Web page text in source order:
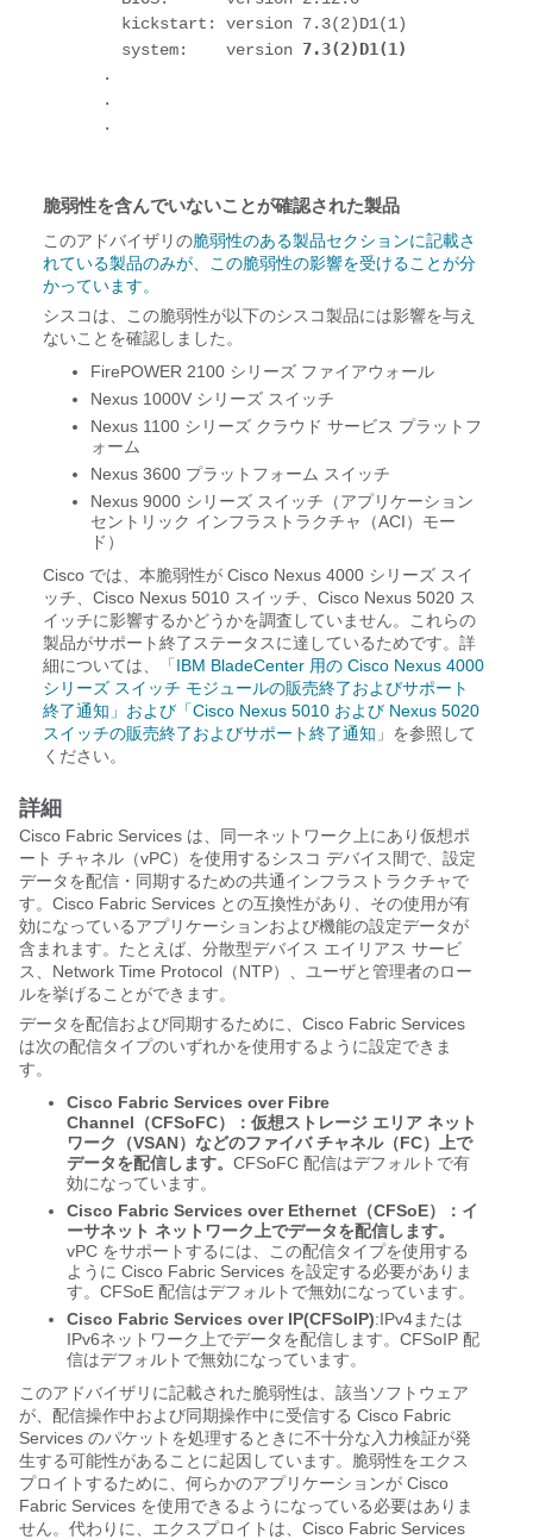
  system:    version
7.3(2)D1(1)
.
.
.
脆弱性を含んでいないことが確認された製品
このアドバイザリの脆弱性のある製品セクションに記載さ
れている製品のみが、この脆弱性の影響を受けることが分
かっています。
シスコは、この脆弱性が以下のシスコ製品には影響を与え
ないことを確認しました。
FirePOWER 2100 シリーズ ファイアウォール
Nexus 1000V シリーズ スイッチ
Nexus 1100 シリーズ クラウド サービス プラットフ
ォーム
Nexus 3600 プラットフォーム スイッチ
Nexus 9000 シリーズ スイッチ（アプリケーション
セントリック インフラストラクチャ（ACI）モー
ド）
Cisco では、本脆弱性が Cisco Nexus 4000 シリーズ スイ
ッチ、Cisco Nexus 5010 スイッチ、Cisco Nexus 5020 ス
イッチに影響するかどうかを調査していません。これらの
製品がサポート終了ステータスに達しているためです。詳
細については、「 IBM BladeCenter 用の Cisco Nexus 4000
シリーズ スイッチ モジュールの販売終了およびサポート
終了通知」および「Cisco Nexus 5010 および Nexus 5020
スイッチの販売終了およびサポート終了通知 」を参照して
ください。
詳細
Cisco Fabric Services は、同一ネットワーク上にあり仮想ポ
ート チャネル（vPC）を使用するシスコ デバイス間で、設定
データを配信・同期するための共通インフラストラクチャで
す。Cisco Fabric Services との互換性があり、その使用が有
効になっているアプリケーションおよび機能の設定データが
含まれます。たとえば、分散型デバイス エイリアス サービ
ス、Network Time Protocol（NTP）、ユーザと管理者のロー
ルを挙げることができます。
データを配信および同期するために、Cisco Fabric Services
は次の配信タイプのいずれかを使用するように設定できま
す。
Cisco Fabric Services over Fibre
Channel（CFSoFC）：仮想ストレージ エリア ネット
ワーク（VSAN）などのファイバ チャネル（FC）上で
データを配信します。 CFSoFC 配信はデフォルトで有
効になっています。
Cisco Fabric Services over Ethernet（CFSoE）：イ
ーサネット ネットワーク上でデータを配信します。
vPC をサポートするには、この配信タイプを使用する
ように Cisco Fabric Services を設定する必要がありま
す。CFSoE 配信はデフォルトで無効になっています。
Cisco Fabric Services over IP(CFSoIP):IPv4または
IPv6ネットワーク上でデータを配信します。CFSoIP 配
信はデフォルトで無効になっています。
このアドバイザリに記載された脆弱性は、該当ソフトウェア
が、配信操作中および同期操作中に受信する Cisco Fabric
Services のパケットを処理するときに不十分な入力検証が発
生する可能性があることに起因しています。脆弱性をエクス
プロイトするために、何らかのアプリケーションが Cisco
Fabric Services を使用できるようになっている必要はありま
せん。代わりに、エクスプロイトは、Cisco Fabric Services